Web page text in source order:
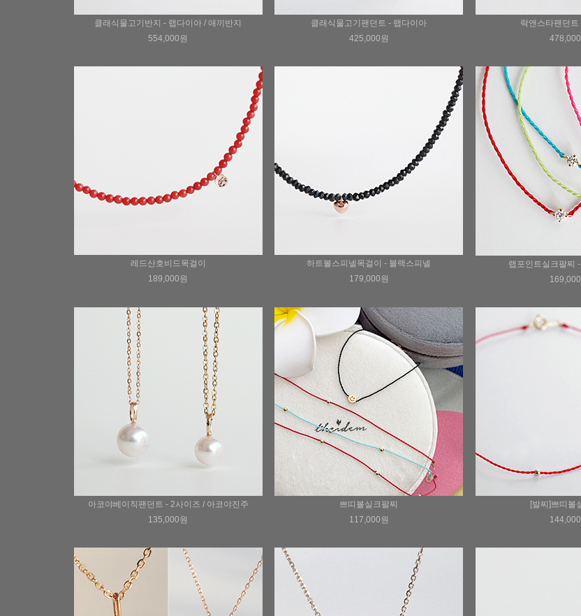
클래식물고기반지 - 랩다이아 / 애끼반지
554,000원
클래식물고기팬던트 - 랩다이아
425,000원
락앤스타팬던
레드산호비드목걸이
189,000원
하트볼스피넬목걸이 - 블랙스피넬
179,000원
랩포인트실크팔찌
아코야베이직팬던트 - 2사이즈 / 아코야진주
135,000원
쁘띠볼실크팔찌
117,000원
[발찌]쁘띠볼